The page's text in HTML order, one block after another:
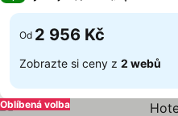
Od 2 956 Kč
Zobrazte si ceny z 2 webů
Oblíbená volba